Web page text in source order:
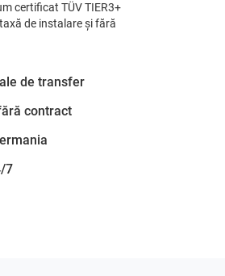
certificat TÜV TIER3+
de instalare și fără
de transfer
contract
7